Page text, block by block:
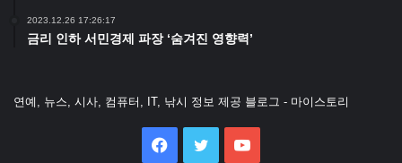
2023.12.26 17:26:17
금리 인하 서민경제 파장 ‘숨겨진 영향력’
연예, 뉴스, 시사, 컴퓨터, IT, 낚시 정보 제공 블로그 - 마이스토리
Facebook
Twitter